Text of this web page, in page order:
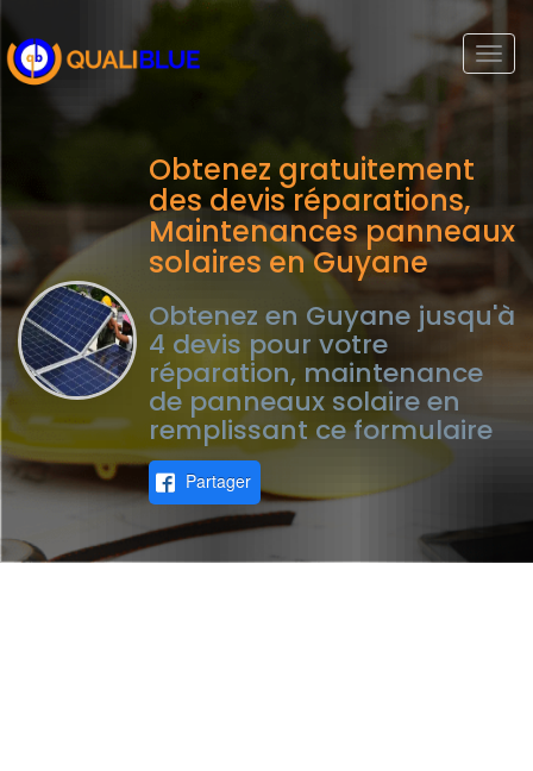
Obtenez gratuitement
des devis réparations,
Maintenances panneaux
solaires en Guyane
Obtenez en Guyane jusqu'à
4 devis pour votre
réparation, maintenance
de panneaux solaire en
remplissant ce formulaire
Partager